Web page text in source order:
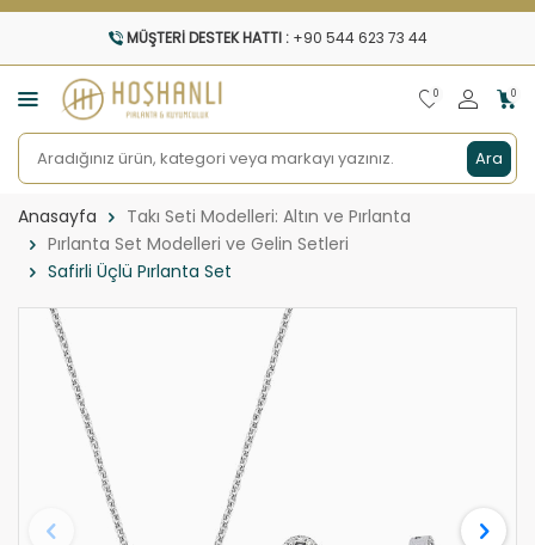
MÜŞTERI DESTEK HATTI : +90 544 623 73 44
Ara
0 0
Anasayfa
Takı Seti Modelleri: Altın ve Pırlanta
Pırlanta Set Modelleri ve Gelin Setleri
Safirli Üçlü Pırlanta Set